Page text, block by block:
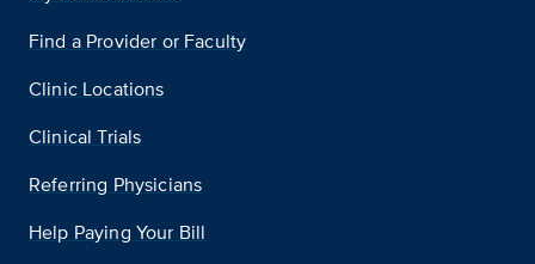
Find a Provider or Faculty
Clinic Locations
Clinical Trials
Referring Physicians
Help Paying Your Bill